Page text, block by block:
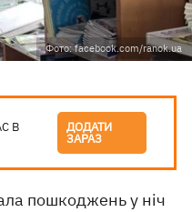
Фото: facebook.com/ranok.ua
В ДОДАТИ
ЗАРАЗ
пошкоджень у ніч